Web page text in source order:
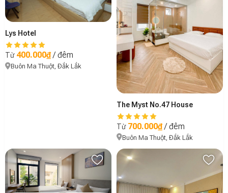
Lys Hotel
Từ 400.000₫/ đêm
Buôn Ma Thuột, Đắk Lắk
The Myst No.47 House
Từ 700.000₫/ đêm
Buôn Ma Thuột, Đắk Lắk